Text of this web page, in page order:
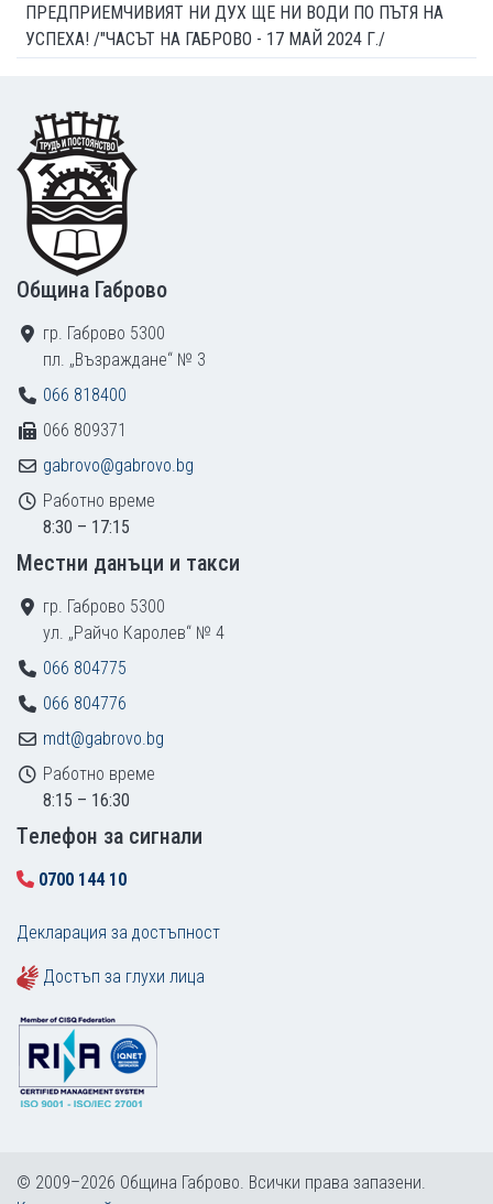
ПРЕДПРИЕМЧИВИЯТ НИ ДУХ ЩЕ НИ ВОДИ ПО ПЪТЯ НА
УСПЕХА! /"ЧАСЪТ НА ГАБРОВО - 17 МАЙ 2024 Г./
Footer
Община Габрово
гр. Габрово 5300
пл. „Възраждане“ № 3
066 818400
066 809371
gabrovo@gabrovo.bg
Работно време
8:30 – 17:15
Местни данъци и такси
гр. Габрово 5300
ул. „Райчо Каролев“ № 4
066 804775
066 804776
mdt@gabrovo.bg
Работно време
8:15 – 16:30
Tелефон за сигнали
0700 144 10
Декларация за достъпност
Достъп за глухи лица
© 2009–2026 Община Габрово. Всички права запазени.